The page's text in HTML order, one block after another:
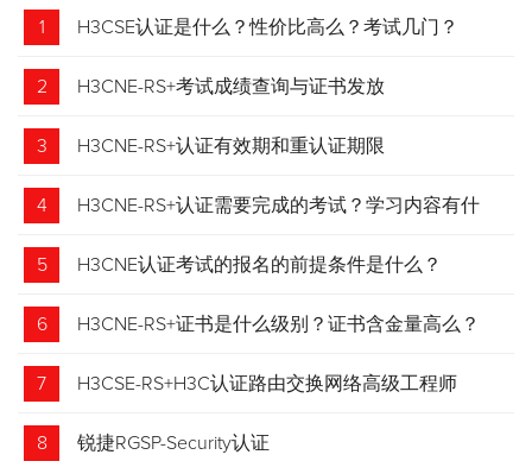
1 H3CSE认证是什么？性价比高么？考试几门？
2 H3CNE-RS+考试成绩查询与证书发放
3 H3CNE-RS+认证有效期和重认证期限
4 H3CNE-RS+认证需要完成的考试？学习内容有什
么？
5 H3CNE认证考试的报名的前提条件是什么？
6 H3CNE-RS+证书是什么级别？证书含金量高么？
7 H3CSE-RS+H3C认证路由交换网络高级工程师
8 锐捷RGSP-Security认证